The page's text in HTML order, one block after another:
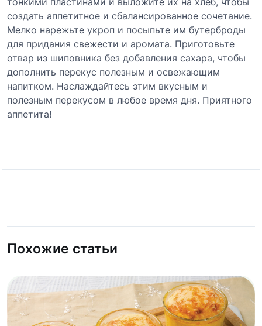
создать аппетитное и сбалансированное сочетание.
Мелко нарежьте укроп и посыпьте им бутерброды
для придания свежести и аромата. Приготовьте
отвар из шиповника без добавления сахара, чтобы
дополнить перекус полезным и освежающим
напитком. Наслаждайтесь этим вкусным и
полезным перекусом в любое время дня. Приятного
аппетита!
Похожие статьи